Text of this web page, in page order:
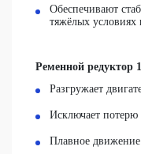
Обеспечивают
тяжёлых условиях
Ременной редуктор
Разгружает
Исключает потерю
Плавное